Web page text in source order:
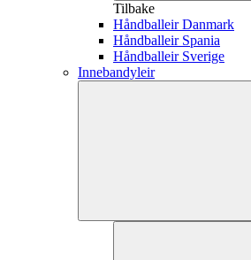
Tilbake
Håndballeir Danmark
Håndballeir Spania
Håndballeir Sverige
Innebandyleir